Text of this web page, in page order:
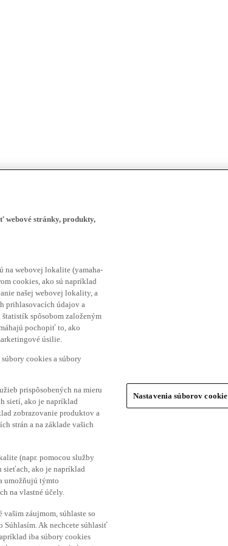
webové stránky, produkty,
na webovej lokalite (yamaha-
cookies, ako sú napríklad
našej webovej lokality, a
prihlasovacích údajov a
spôsobom založeným
pochopiť to, ako
úsilie.
cookies a súbory
prispôsobených na mieru
sietí, ako je napríklad
zobrazovanie produktov a
strán a na základe vašich
(napr. pomocou služby
sieťach, ako je napríklad
umožňujú týmto
na vlastné účely.
záujmom, súhlaste so
Ak nechcete súhlasiť
iba súbory cookies
Nastavenia súborov cookie